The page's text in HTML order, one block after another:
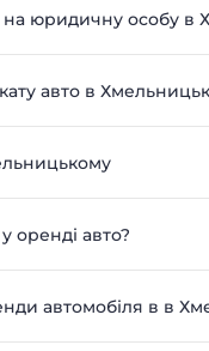
на юридичну особу в
авто в
оренді авто?
автомобіля в в